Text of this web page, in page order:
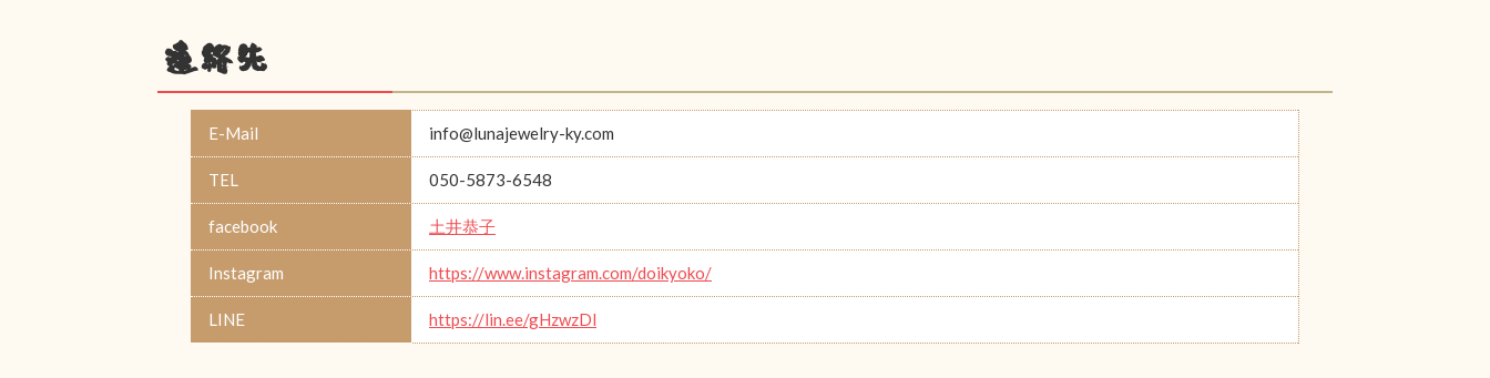
連絡先
E-Mail info@lunajewelry-ky.com
TEL 050-5873-6548
facebook 土井恭子
Instagram https://www.instagram.com/doikyoko/
LINE https://lin.ee/gHzwzDl